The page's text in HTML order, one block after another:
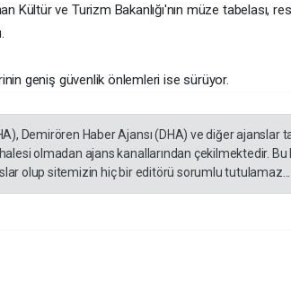
Kültür ve Turizm Bakanlığı'nın müze tabelası,
geniş güvenlik önlemleri ise sürüyor.
Demirören Haber Ajansı (DHA) ve diğer ajanslar
olmadan ajans kanallarından çekilmektedir.
olup sitemizin hiç bir editörü sorumlu tutulamaz...